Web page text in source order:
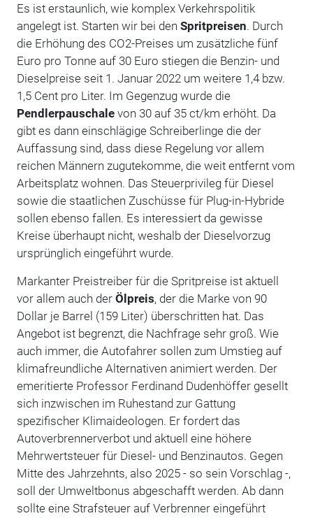
Es ist erstaunlich, wie komplex Verkehrspolitik
angelegt ist. Starten wir bei den Spritpreisen. Durch
die Erhöhung des CO2-Preises um zusätzliche fünf
Euro pro Tonne auf 30 Euro stiegen die Benzin- und
Dieselpreise seit 1. Januar 2022 um weitere 1,4 bzw.
1,5 Cent pro Liter. Im Gegenzug wurde die
Pendlerpauschalevon 30 auf 35 ct/km erhöht. Da
gibt es dann einschlägige Schreiberlinge die der
Auffassung sind, dass diese Regelung vor allem
reichen Männern zugutekomme, die weit entfernt vom
Arbeitsplatz wohnen. Das Steuerprivileg für Diesel
sowie die staatlichen Zuschüsse für Plug-in-Hybride
sollen ebenso fallen. Es interessiert da gewisse
Kreise überhaupt nicht, weshalb der Dieselvorzug
ursprünglich eingeführt wurde.
Markanter Preistreiber für die Spritpreise ist aktuell
vor allem auch der Ölpreis, der die Marke von 90
Dollar je Barrel (159 Liter) überschritten hat. Das
Angebot ist begrenzt, die Nachfrage sehr groß. Wie
auch immer, die Autofahrer sollen zum Umstieg auf
klimafreundliche Alternativen animiert werden. Der
emeritierte Professor Ferdinand Dudenhöffer gesellt
sich inzwischen im Ruhestand zur Gattung
spezifischer Klimaideologen. Er fordert das
Autoverbrennerverbot und aktuell eine höhere
Mehrwertsteuer für Diesel- und Benzinautos. Gegen
Mitte des Jahrzehnts, also 2025 - so sein Vorschlag -,
soll der Umweltbonus abgeschafft werden. Ab dann
sollte eine Strafsteuer auf Verbrenner eingeführt